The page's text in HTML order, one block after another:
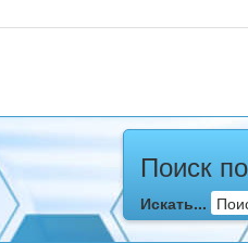
Поиск
Искать...